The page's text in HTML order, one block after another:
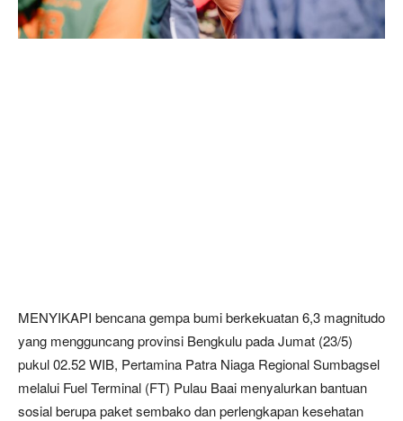
MENYIKAPI bencana gempa bumi berkekuatan 6,3 magnitudo
yang mengguncang provinsi Bengkulu pada Jumat (23/5)
pukul 02.52 WIB, Pertamina Patra Niaga Regional Sumbagsel
melalui Fuel Terminal (FT) Pulau Baai menyalurkan bantuan
sosial berupa paket sembako dan perlengkapan kesehatan